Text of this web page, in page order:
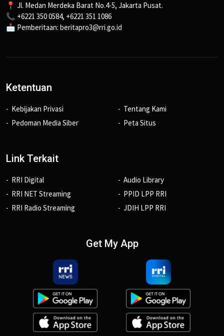
📍 Jl. Medan Merdeka Barat No.4-5, Jakarta Pusat.
📞 +6221 350 0584, +6221 351 1086
📩 Pemberitaan: beritapro3@rri.go.id
Ketentuan
Kebijakan Privasi
Pedoman Media Siber
Tentang Kami
Peta Situs
Link Terkait
RRI Digital
RRI NET Streaming
RRI Radio Streaming
Audio Library
PPID LPP RRI
JDIH LPP RRI
Get My App